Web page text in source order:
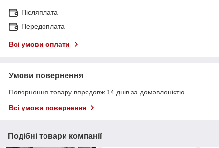
Післяплата
Передоплата
Всі умови оплати
Умови повернення
Повернення товару впродовж 14 днів за домовленістю
Всі умови повернення
Подібні товари компанії